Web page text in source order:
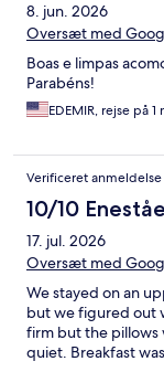
8. jun. 2026
Oversæt med
Boas e limpas
Parabéns!
EDEMIR, rejse på 1
Verificeret anmeldelse
10/10
17. jul. 2026
Oversæt med
We stayed on an
but we figured out
firm but the pillows
quiet. Breakfast